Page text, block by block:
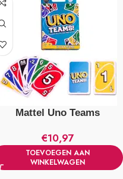
Mattel Uno Teams
€10,97
TOEVOEGEN AAN
WINKELWAGEN